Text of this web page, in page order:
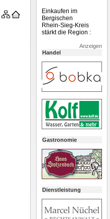
Einkaufen im
Bergischen
Rhein-Sieg-Kreis
stärkt die Region :
Anzeigen
Handel
Gastronomie
Dienstleistung